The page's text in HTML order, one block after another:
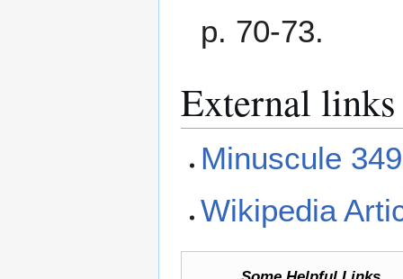
p. 70-73.
External links
Minuscule 349
Wikipedia